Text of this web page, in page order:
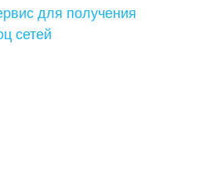
для получения
сетей